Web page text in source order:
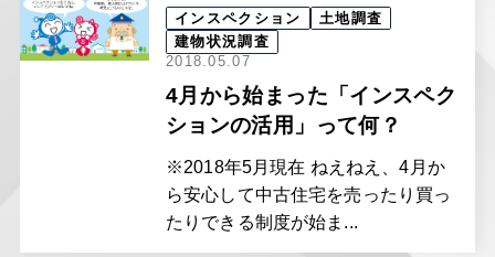
インスペクション
土地調査
建物状況調査
2018.05.07
4月から始まった「インスペク
ションの活用」って何？
※2018年5月現在 ねえねえ、4月か
ら安心して中古住宅を売ったり買っ
たりできる制度が始ま...